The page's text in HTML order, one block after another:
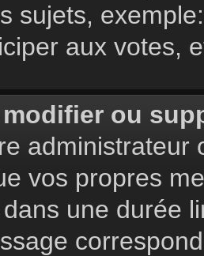
sujets,
aux votes,
ou
vos propres
une durée